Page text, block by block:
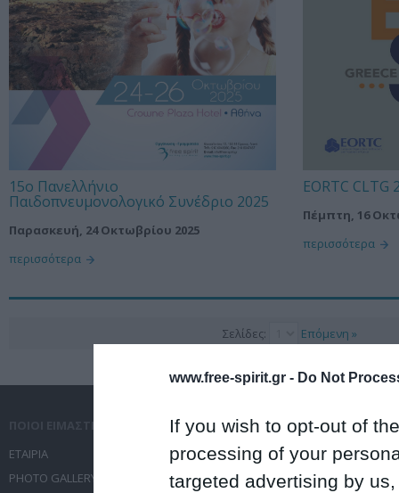
www.free-spirit.gr - Do Not
If you wish to opt-out of
processing of your
targeted advertising by
15ο Πανελλήνιο
Παιδοπνευμονολογικό Συνέδριο 2025
Παρασκευή, 24 Οκτωβρίου 2025
περισσότερα
EORTC
Πέμπτη, 16
περισσότερα
Σελίδες: Επόμενη »
ΕΤΑΙΡΙΑ
PHOTO GALLERY
ΤΙ ΚΑΝΟΥΜΕ
ΥΠΗΡΕΣΙΕΣ ΕΠΙΚΟΙΝΩΝΙΑΣ
ΔΙΟΡΓΑΝΩΣΗ ΕΚΔΗΛΩΣΕΩΝ